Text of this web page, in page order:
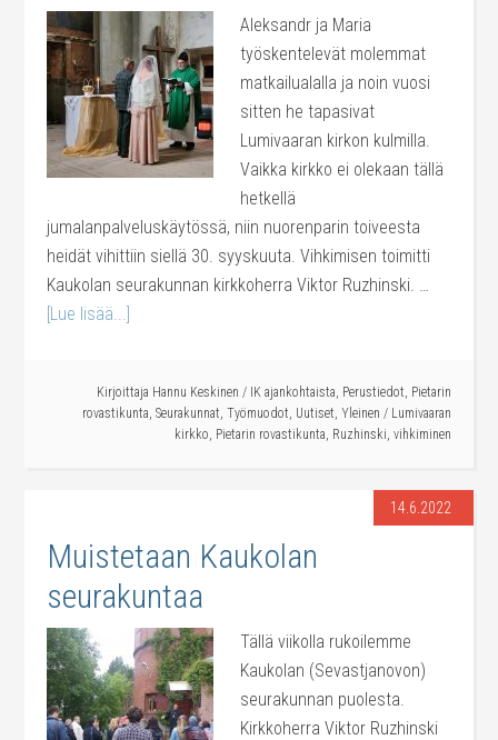
Aleksandr ja Maria
työskentelevät molemmat
matkailualalla ja noin vuosi
sitten he tapasivat
Lumivaaran kirkon kulmilla.
Vaikka kirkko ei olekaan tällä
hetkellä
jumalanpalveluskäytössä, niin nuorenparin toiveesta
heidät vihittiin siellä 30. syyskuuta. Vihkimisen toimitti
Kaukolan seurakunnan kirkkoherra Viktor Ruzhinski. …
[Lue lisää...]
Kirjoittaja Hannu Keskinen / IK ajankohtaista, Perustiedot, Pietarin
rovastikunta, Seurakunnat, Työmuodot, Uutiset, Yleinen / Lumivaaran
kirkko, Pietarin rovastikunta, Ruzhinski, vihkiminen
14.6.2022
Muistetaan Kaukolan
seurakuntaa
Tällä viikolla rukoilemme
Kaukolan (Sevastjanovon)
seurakunnan puolesta.
Kirkkoherra Viktor Ruzhinski